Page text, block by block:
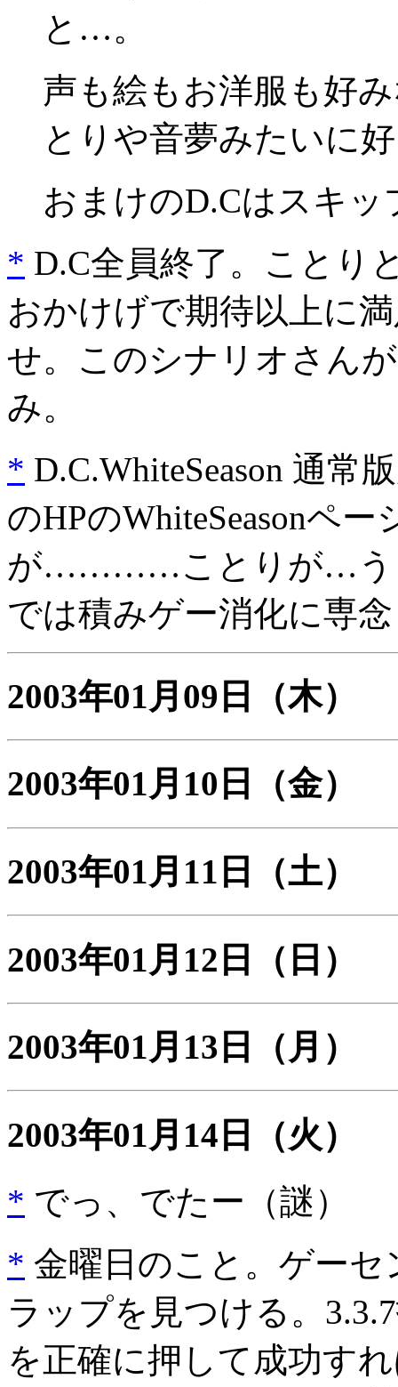
と…。
声も絵もお洋服も好
とりや音夢みたいに
おまけのD.Cはスキッ
* D.C全員終了。ことり
おかけげで期待以上に
せ。このシナリオさん
み。
* D.C.WhiteSeason 通常
のHPのWhiteSeasonペ
が…………ことりが…うぅ
では積みゲー消化に専
2003年01月09日 （木）
2003年01月10日 （金）
2003年01月11日 （土）
2003年01月12日 （日）
2003年01月13日 （月）
2003年01月14日
（火）
* でっ、でたー（謎）
* 金曜日のこと。ゲー
ラップを見つける。
を正確に押して成功す